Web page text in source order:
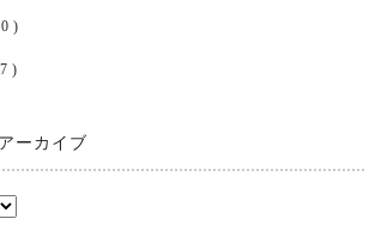
アーカイブ